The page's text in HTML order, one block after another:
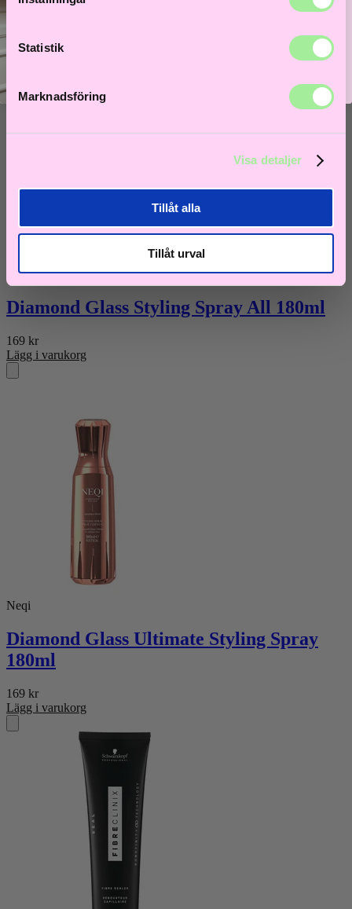
Statistik
Marknadsföring
Visa detaljer
Tillåt alla
Tillåt urval
Neqi
Diamond Glass Styling Spray All 180ml
169 kr
Lägg i varukorg
Neqi
Diamond Glass Ultimate Styling Spray
180ml
169 kr
Lägg i varukorg